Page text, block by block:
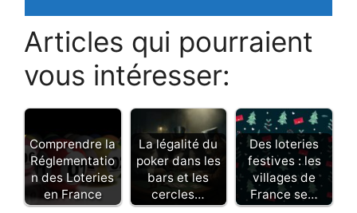
Articles qui pourraient
vous intéresser:
Comprendre la
Réglementatio
n des Loteries
en France
La légalité du
poker dans les
bars et les
cercles…
Des loteries
festives : les
villages de
France se…